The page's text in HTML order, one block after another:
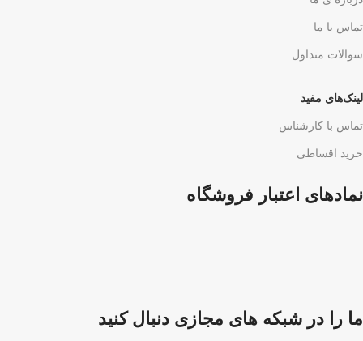
تماس با ما
سوالات متداول
لینک‌های مفید
تماس با کارشناس
خرید اقساطی
نمادهای اعتبار فروشگاه
ما را در شبکه های مجازی دنبال کنید